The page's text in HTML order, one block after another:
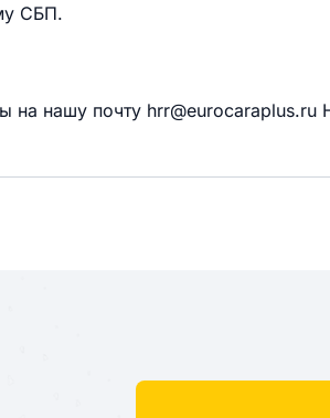
СБП.
нашу почту hrr@eurocaraplus.ru